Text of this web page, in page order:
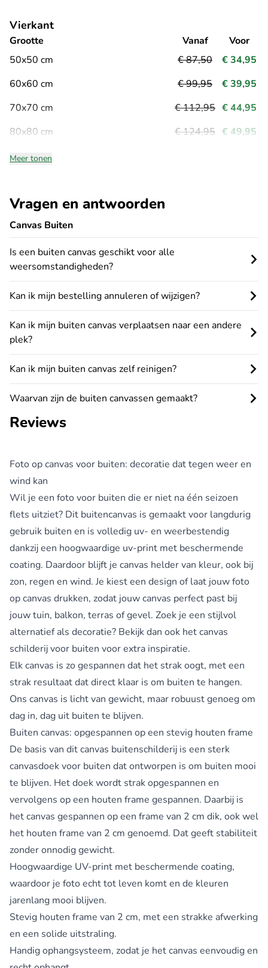
Vragen en antwoorden
Canvas Buiten
Is een buiten canvas geschikt voor alle
weersomstandigheden?
Kan ik mijn bestelling annuleren of wijzigen?
Kan ik mijn buiten canvas verplaatsen naar een andere
plek?
Kan ik mijn buiten canvas zelf reinigen?
Waarvan zijn de buiten canvassen gemaakt?
Vierkant
Grootte
50x50 cm
60x60 cm
70x70 cm
80x80 cm
Vanaf
€ 87,50
€ 99,95
€ 112,95
€ 124,95
Voor
€ 34,95
€ 39,95
€ 44,95
€ 49,95
Meer tonen
Reviews
Foto op canvas voor buiten: decoratie dat tegen weer en
wind kan
Wil je een foto voor buiten die er niet na één seizoen
flets uitziet? Dit buitencanvas is gemaakt voor langdurig
gebruik buiten en is volledig uv- en weerbestendig
dankzij een hoogwaardige uv-print met beschermende
coating. Daardoor blijft je canvas helder van kleur, ook bij
zon, regen en wind. Je kiest een design of laat jouw foto
op canvas drukken, zodat jouw canvas perfect past bij
jouw tuin, balkon, terras of gevel. Zoek je een stijlvol
alternatief als decoratie? Bekijk dan ook hetcanvas
schilderij voor buiten voor extra inspiratie.
Elk canvas is zo gespannen dat het strak oogt, met een
strak resultaat dat direct klaar is om buiten te hangen.
Ons canvas is licht van gewicht, maar robuust genoeg om
dag in, dag uit buiten te blijven.
Buiten canvas: opgespannen op een stevig houten frame
De basis van dit canvas buitenschilderij is een sterk
canvasdoek voor buiten dat ontworpen is om buiten mooi
te blijven. Het doek wordt strak opgespannen en
vervolgens op een houten frame gespannen. Daarbij is
het canvas gespannen op een frame van 2 cm dik, ook wel
het houten frame van 2 cm genoemd. Dat geeft stabiliteit
zonder onnodig gewicht.
Hoogwaardige UV-print met beschermende coating,
waardoor je foto echt tot leven komt en de kleuren
jarenlang mooi blijven.
Stevig houten frame van 2 cm, met een strakke afwerking
en een solide uitstraling.
Handig ophangsysteem, zodat je het canvas eenvoudig en